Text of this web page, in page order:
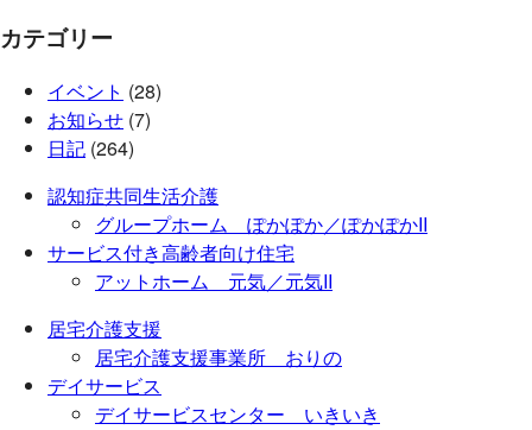
カテゴリー
イベント (28)
お知らせ (7)
日記 (264)
認知症共同生活介護
グループホーム ぽかぽか／ぽかぽかII
サービス付き高齢者向け住宅
アットホーム 元気／元気II
居宅介護支援
居宅介護支援事業所 おりの
デイサービス
デイサービスセンター いきいき